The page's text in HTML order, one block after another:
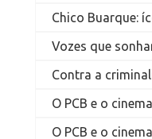
Chico Buarque:
Vozes que
Contra a
O PCB e o
O PCB e o